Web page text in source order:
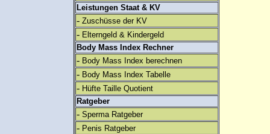
Leistungen Staat & KV
- Zuschüsse der KV
- Elterngeld & Kindergeld
Body Mass Index Rechner
- Body Mass Index berechnen
- Body Mass Index Tabelle
- Hüfte Taille Quotient
Ratgeber
- Sperma Ratgeber
- Penis Ratgeber